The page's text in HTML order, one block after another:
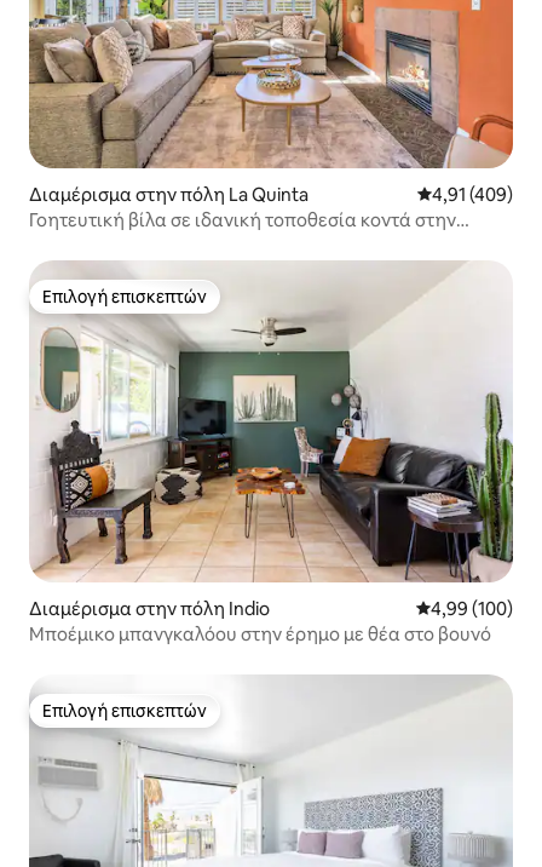
Διαμέρισμα στην πόλη La Quinta Μέση
4,91 (409)
Γοητευτική βίλα σε ιδανική τοποθεσία κοντά στην
Επιλογή επισκεπτών
Επιλογή επισκεπτών
Διαμέρισμα στην πόλη Indio Μέση
4,99 (100)
Μποέμικο μπανγκαλόου στην έρημο με θέα στο βουνό
Επιλογή επισκεπτών
Επιλογή επισκεπτών